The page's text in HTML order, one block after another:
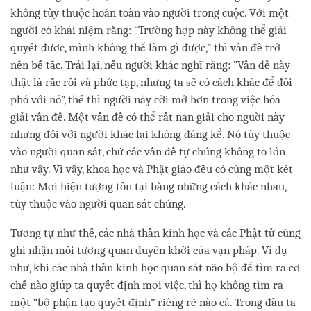
không tùy thuộc hoàn toàn vào người trong cuộc. Với một
người có khái niệm rằng: “Trường hợp này không thể giải
quyết được, mình không thể làm gì được,” thì vấn đề trở
nên bế tắc. Trái lại, nếu người khác nghĩ rằng: “Vấn đề này
thật là rắc rối và phức tạp, nhưng ta sẽ có cách khác để đối
phó với nó”, thế thì người này cởi mở hơn trong việc hóa
giải vấn đề. Một vấn đề có thể rất nan giải cho nguời này
nhưng đối với người khác lại không đáng kể. Nó tùy thuộc
vào người quan sát, chứ các vấn đề tự chúng không to lớn
như vậy. Vì vậy, khoa học và Phật giáo đều có cùng một kết
luận: Mọi hiện tượng tồn tại bằng những cách khác nhau,
tùy thuộc vào người quan sát chúng.
Tương tự như thế, các nhà thần kinh học và các Phật tử cũng
ghi nhận mối tương quan duyên khởi của vạn pháp. Ví dụ
như, khi các nhà thần kinh học quan sát não bộ để tìm ra cơ
chế nào giúp ta quyết định mọi việc, thì họ không tìm ra
một “bộ phận tạo quyết định” riêng rẽ nào cả. Trong đầu ta